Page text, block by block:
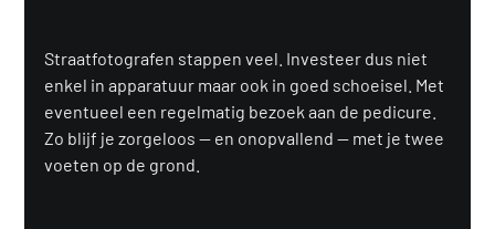
Straatfotografen stappen veel. Investeer dus niet
enkel in apparatuur maar ook in goed schoeisel. Met
eventueel een regelmatig bezoek aan de pedicure.
Zo blijf je zorgeloos — en onopvallend — met je twee
voeten op de grond.